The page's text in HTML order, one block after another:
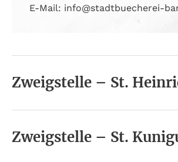
E-Mail: info@stadtbuecherei-
Zweigstelle – St.
Zweigstelle – St.